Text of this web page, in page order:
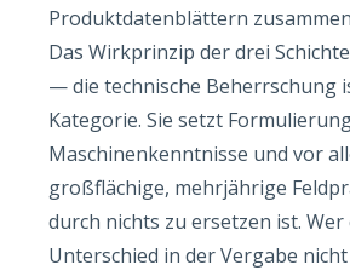
Produktdatenblättern
Das Wirkprinzip der drei
— die technische Beherrschung
Kategorie. Sie setzt
Maschinenkenntnisse und vor
großflächige, mehrjährige
durch nichts zu ersetzen ist. Wer
Unterschied in der Vergabe